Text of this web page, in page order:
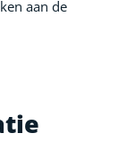
aan de